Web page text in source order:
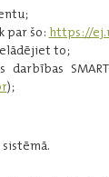
par šo: https://
to;
);